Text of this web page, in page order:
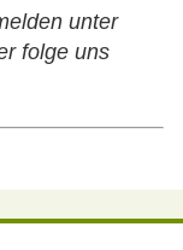
unter
folge uns